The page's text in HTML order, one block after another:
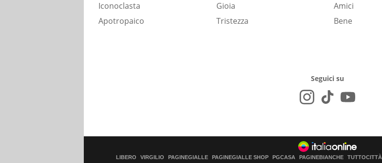
Iconoclasta
Apotropaico
Gioia
Tristezza
Amici
Bene
Seguici su
LIBERO VIRGILIO PAGINEGIALLE PAGINEGIALLE SHOP PGCASA PAGINEBIANCHE TUTTOCITTÀ